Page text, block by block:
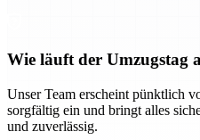
Wie läuft der Umzugstag
Unser Team erscheint pünktlich
sorgfältig ein und bringt alles
und zuverlässig.